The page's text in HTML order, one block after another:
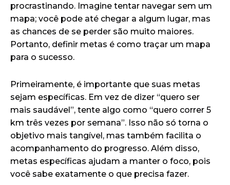
procrastinando. Imagine tentar navegar sem um
mapa; você pode até chegar a algum lugar, mas
as chances de se perder são muito maiores.
Portanto, definir metas é como traçar um mapa
para o sucesso.
Primeiramente, é importante que suas metas
sejam específicas. Em vez de dizer “quero ser
mais saudável”, tente algo como “quero correr 5
km três vezes por semana”. Isso não só torna o
objetivo mais tangível, mas também facilita o
acompanhamento do progresso. Além disso,
metas específicas ajudam a manter o foco, pois
você sabe exatamente o que precisa fazer.